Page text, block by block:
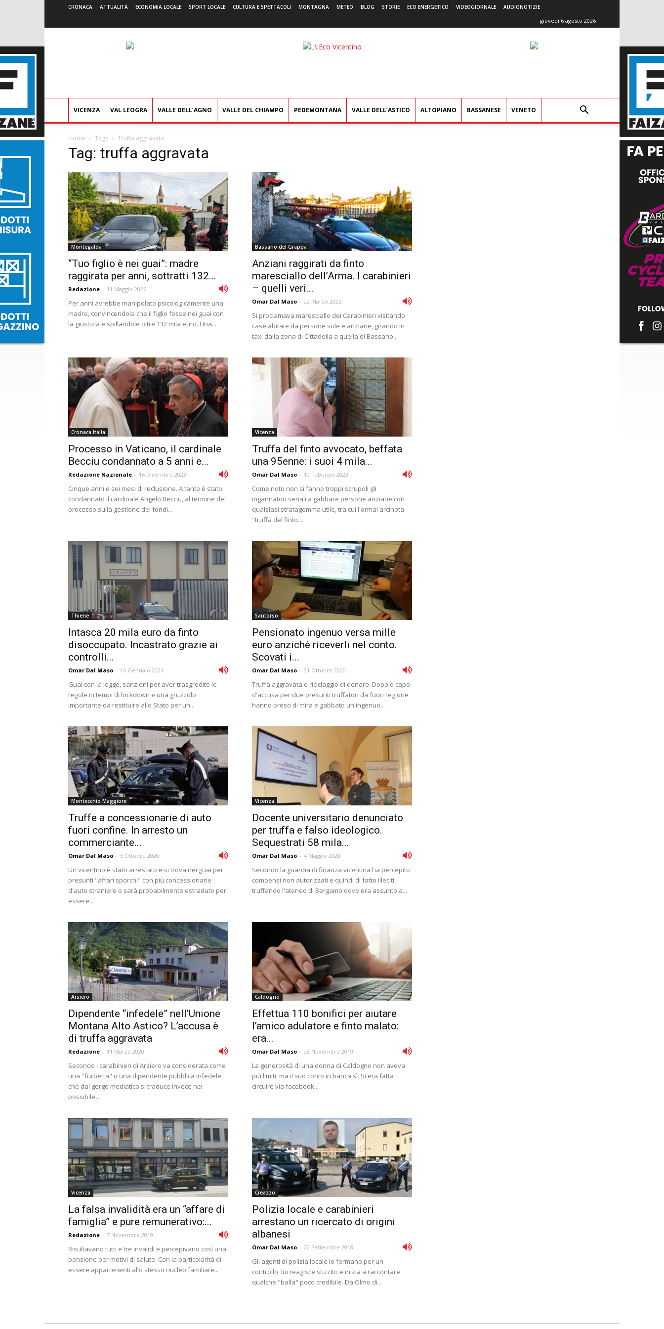
CRONACA ATTUALITÀ ECONOMIA LOCALE SPORT LOCALE CULTURA E SPETTACOLI MONTAGNA METEO BLOG STORIE ECO ENERGETICO VIDEOGIORNALE AUDIONOTIZIE
giovedì 6 agosto 2026
L'Eco
VICENZA VAL LEOGRA VALLE DELL’AGNO VALLE DEL CHIAMPO PEDEMONTANA VALLE DELL’ASTICO ALTOPIANO BASSANESE VENETO
Home Tags Truffa aggravata
Tag: truffa aggravata
Montegalda
“Tuo figlio è nei guai”: madre
raggirata per anni, sottratti 132...
Redazione - 11 Maggio 2026
Per anni avrebbe manipolato psicologicamente una
madre, convincendola che il figlio fosse nei guai con
la giustizia e spillandole oltre 132 mila euro. Una...
Bassano del Grappa
Anziani raggirati da finto
maresciallo dell’Arma. I carabinieri
– quelli veri...
Omar Dal Maso - 22 Marzo 2025
Si proclamava maresciallo dei Carabinieri visitando
case abitate da persone sole e anziane, girando in
taxi dalla zona di Cittadella a quella di Bassano...
Cronaca Italia
Processo in Vaticano, il cardinale
Becciu condannato a 5 anni e...
Redazione Nazionale - 16 Dicembre 2023
Cinque anni e sei mesi di reclusione. A tanto è stato
condannato il cardinale Angelo Becciu, al termine del
processo sulla gestione dei fondi...
Vicenza
Truffa del finto avvocato, beffata
una 95enne: i suoi 4 mila...
Omar Dal Maso - 10 Febbraio 2023
Come noto non si fanno troppi scrupoli gli
ingannatori seriali a gabbare persone anziane con
qualsiasi stratagemma utile, tra cui l'ormai arcinota
"truffa del finto...
Thiene
Intasca 20 mila euro da finto
disoccupato. Incastrato grazie ai
controlli...
Omar Dal Maso - 16 Gennaio 2021
Guai con la legge, sanzioni per aver trasgredito le
regole in tempi di lockdown e una gruzzolo
importante da restituire allo Stato per un...
Santorso
Pensionato ingenuo versa mille
euro anzichè riceverli nel conto.
Scovati i...
Omar Dal Maso - 31 Ottobre 2020
Truffa aggravata e riciclaggio di denaro. Doppio capo
d'accusa per due presunti truffatori da fuori regione
hanno preso di mira e gabbato un ingenuo...
Montecchio Maggiore
Truffe a concessionarie di auto
fuori confine. In arresto un
commerciante...
Omar Dal Maso - 5 Ottobre 2020
Un vicentino è stato arrestato e si trova nei guai per
presunti "affari sporchi" con più concessionarie
d'auto straniere e sarà probabilmente estradato per
essere...
Vicenza
Docente universitario denunciato
per truffa e falso ideologico.
Sequestrati 58 mila...
Omar Dal Maso - 4 Maggio 2020
Secondo la guardia di finanza vicentina ha percepito
compensi non autorizzati e quindi di fatto illeciti,
truffando l'ateneo di Bergamo dove era assunto a...
Arsiero
Dipendente “infedele” nell’Unione
Montana Alto Astico? L’accusa è
di truffa aggravata
Redazione - 11 Marzo 2020
Secondo i carabinieri di Arsiero va considerata come
una "furbetta" o una dipendente pubblica infedele,
che dal gergo mediatico si traduce invece nel
possibile...
Caldogno
Effettua 110 bonifici per aiutare
l’amico adulatore e finto malato:
era...
Omar Dal Maso - 28 Novembre 2019
La generosità di una donna di Caldogno non aveva
più limiti, ma il suo conto in banca sì. Si era fatta
circuire via facebook...
Vicenza
La falsa invalidità era un “affare di
famiglia” e pure remunerativo:...
Redazione - 7 Novembre 2019
Risultavano tutti e tre invalidi e percepivano così una
pensione per motivi di salute. Con la particolarità di
essere appartenenti allo stesso nucleo familiare...
Creazzo
Polizia locale e carabinieri
arrestano un ricercato di origini
albanesi
Omar Dal Maso - 22 Settembre 2018
Gli agenti di polizia locale lo fermano per un
controllo, lui reagisce stizzito e inizia a raccontare
qualche "balla" poco credibile. Da Olmo di...